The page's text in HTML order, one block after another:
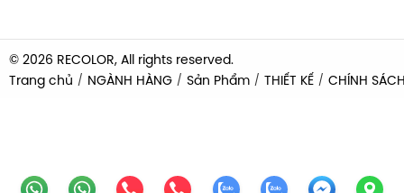
© 2026 RECOLOR, All rights reserved.
Trang chủ
NGÀNH HÀNG Sản Phẩm THIẾT KẾ CHÍNH